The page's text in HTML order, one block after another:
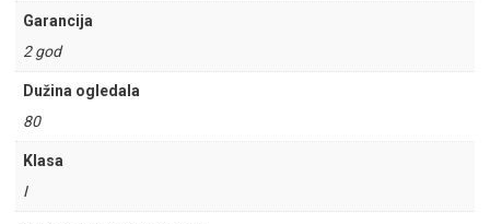
Garancija
2 god
Dužina ogledala
80
Klasa
I